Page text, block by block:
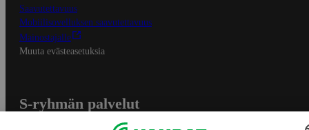
Saavutettavuus
Mobiilisovelluksen saavutettavuus
Mainostajalle
Muuta evästeasetuksia
S-ryhmän palvelut